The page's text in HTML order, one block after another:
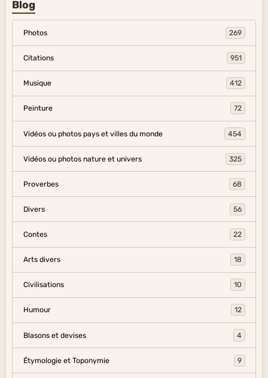
Blog
Photos 269
Citations 951
Musique 412
Peinture 72
Vidéos ou photos pays et villes du monde 454
Vidéos ou photos nature et univers 325
Proverbes 68
Divers 56
Contes 22
Arts divers 18
Civilisations 10
Humour 12
Blasons et devises 4
Étymologie et Toponymie 9